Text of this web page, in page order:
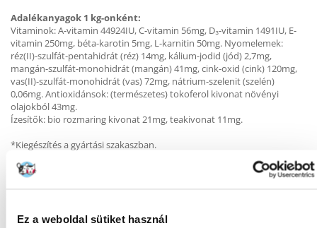
Ez a weboldal sütiket használ
Adalékanyagok 1 kg-onként:
Vitaminok: A-vitamin 44924IU, C-vitamin 56mg, D₃-vitamin 1491IU, E-
vitamin 250mg, béta-karotin 5mg, L-karnitin 50mg. Nyomelemek:
réz(II)-szulfát-pentahidrát (réz) 14mg, kálium-jodid (jód) 2,7mg,
mangán-szulfát-monohidrát (mangán) 41mg, cink-oxid (cink) 120mg,
vas(II)-szulfát-monohidrát (vas) 72mg, nátrium-szelenit (szelén)
0,06mg. Antioxidánsok: (természetes) tokoferol kivonat növényi
olajokból 43mg.
Ízesítők: bio rozmaring kivonat 21mg, teakivonat 11mg.
*Kiegészítés a gyártási szakaszban.
4 kg 70-80 g